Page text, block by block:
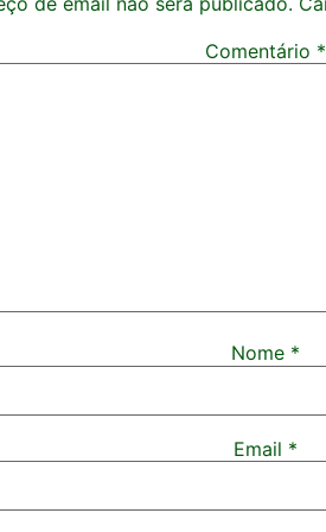
Comentário *
Nome *
Email *